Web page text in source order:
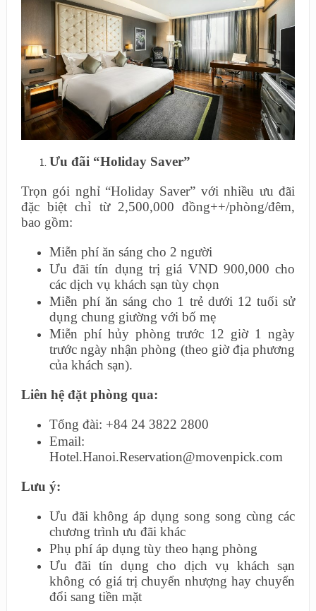
Ưu đãi “Holiday Saver”
Trọn gói nghỉ “Holiday Saver” với nhiều ưu đãi
đặc biệt chỉ từ 2,500,000 đồng++/phòng/đêm,
bao gồm:
Miễn phí ăn sáng cho 2 người
Ưu đãi tín dụng trị giá VND 900,000 cho
các dịch vụ khách sạn tùy chọn
Miễn phí ăn sáng cho 1 trẻ dưới 12 tuối sử
dụng chung giường với bố mẹ
Miễn phí hủy phòng trước 12 giờ 1 ngày
trước ngày nhận phòng (theo giờ địa phương
của khách sạn).
Liên hệ đặt phòng qua:
Tổng đài: +84 24 3822 2800
Email:
Hotel.Hanoi.Reservation@movenpick.com
Lưu ý:
Ưu đãi không áp dụng song song cùng các
chương trình ưu đãi khác
Phụ phí áp dụng tùy theo hạng phòng
Ưu đãi tín dụng cho dịch vụ khách sạn
không có giá trị chuyển nhượng hay chuyển
đổi sang tiền mặt